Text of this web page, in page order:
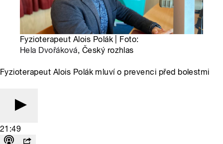
Fyzioterapeut Alois Polák | Foto:
Hela Dvořáková, Český rozhlas
Fyzioterapeut Alois Polák mluví o prevenci před bolestmi
21:49